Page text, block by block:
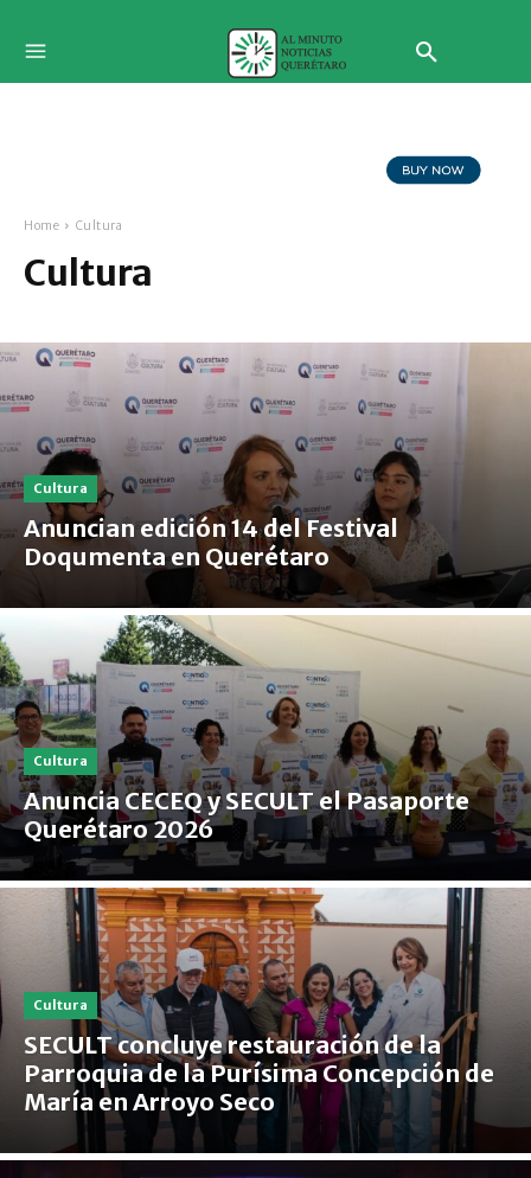
Home Cultura
Cultura
Cultura
Anuncian edición 14 del Festival
Doqumenta en Querétaro
Cultura
Anuncia CECEQ y SECULT el Pasaporte
Querétaro 2026
Cultura
SECULT concluye restauración de la
Parroquia de la Purísima Concepción de
María en Arroyo Seco